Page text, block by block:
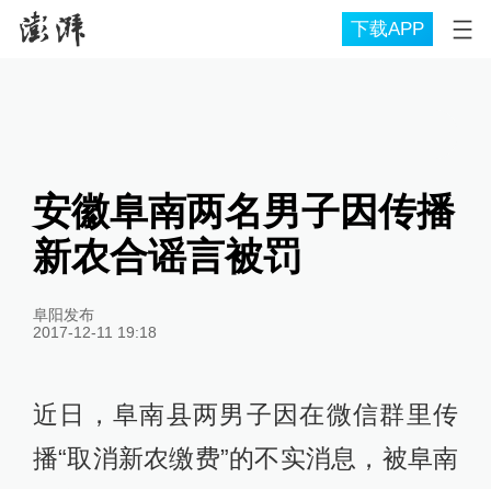
下载APP
安徽阜南两名男子因传播
新农合谣言被罚
阜阳发布
2017-12-11 19:18
近日，阜南县两男子因在微信群里传
播“取消新农缴费”的不实消息，被阜南